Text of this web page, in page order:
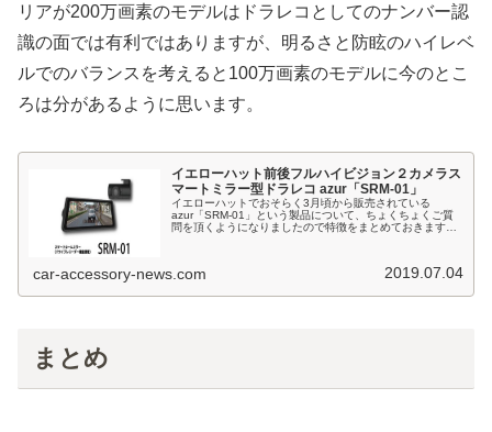
リアが200万画素のモデルはドラレコとしてのナンバー認
識の面では有利ではありますが、明るさと防眩のハイレベ
ルでのバランスを考えると100万画素のモデルに今のとこ
ろは分があるように思います。
イエローハット前後フルハイビジョン２カメラス
マートミラー型ドラレコ azur「SRM-01」
イエローハットでおそらく3月頃から販売されている
azur「SRM-01」という製品について、ちょくちょくご質
問を頂くようになりましたので特徴をまとめておきます。
car-accessory-news.com 2019.07.04
まとめ